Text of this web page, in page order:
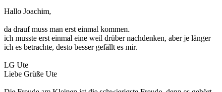
Hallo Joachim,
da drauf muss man erst einmal kommen.
ich musste erst einmal eine weil drüber nachdenken, aber je länger
ich es betrachte, desto besser gefällt es mir.
LG Ute
Liebe Grüße Ute